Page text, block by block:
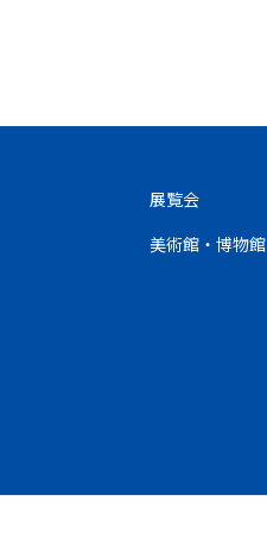
展覧会
美術館・博物館